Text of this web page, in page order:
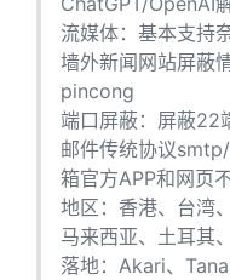
流媒体：基本支持
墙外新闻网站屏蔽
pincong
端口屏蔽：屏蔽22
邮件传统协议
箱官方APP和网页
地区：香港、台湾
马来西亚、土耳其
落地：Akari、